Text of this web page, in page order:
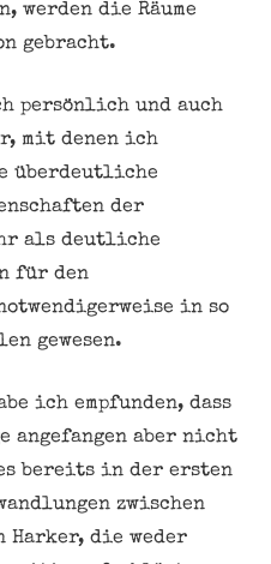
werden die Räume
gebracht.
persönlich und auch
mit denen ich
überdeutliche
der
als deutliche
für den
in so
gewesen.
ich empfunden, dass
angefangen aber nicht
es bereits in der ersten
zwischen
Harker, die weder